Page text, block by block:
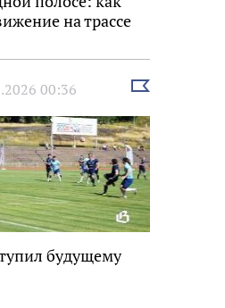
на трассе
00:36
Выбрать
будущему